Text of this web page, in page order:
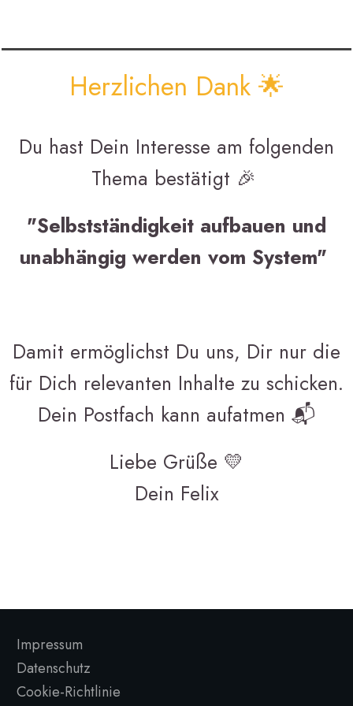
Herzlichen Dank 🌟
Du hast Dein Interesse am folgenden
Thema bestätigt 🎉
"Selbstständigkeit aufbauen und
unabhängig werden vom System"
Damit ermöglichst Du uns, Dir nur die
für Dich relevanten Inhalte zu schicken.
Dein Postfach kann aufatmen 📬
Liebe Grüße 💛
Dein Felix
Impressum
Datenschutz
Cookie-Richtlinie